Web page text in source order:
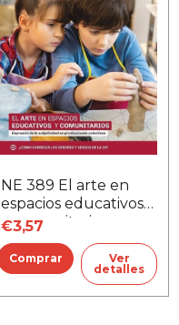
NE 389 El arte en
espacios educativos
y comunitarios
€3,57
Ver
detalles